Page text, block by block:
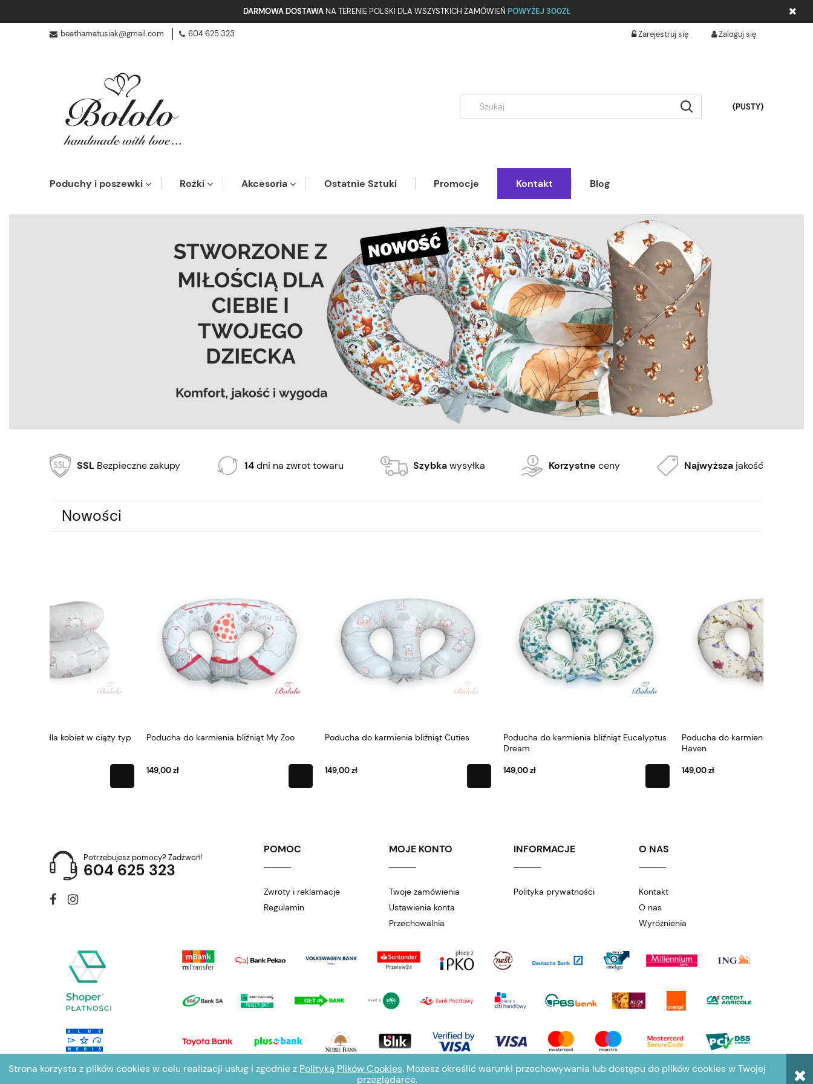
Strona korzysta z plików cookies w celu realizacji usług i zgodnie z Polityką Plików Cookies. Możesz określić warunki przechowywania lub dostępu do plików cookies w Twojej
przeglądarce.
DARMOWA DOSTAWANA TERENIE POLSKI DLA WSZYSTKICH ZAMÓWIEŃ POWYŻEJ 300ZŁ
beathamatusiak@gmail.com 604 625 323 Zarejestruj się Zaloguj się
(PUSTY)
Poduchy i poszewki Rożki Akcesoria Ostatnie Sztuki Promocje Kontakt Blog
SSL Bezpieczne zakupy 14dni na zwrot towaru Szybkawysyłka Korzystne ceny Najwyższa jakość
Nowości
Poducha do karmienia bliźniąt My Zoo Poducha do karmienia bliźniąt Cuties
Poducha do karmienia bliźniąt Eucalyptus
Poducha do karmienia bliźniąt Flower
Potrzebujesz pomocy? Zadzwoń!
604 625 323
POMOC
Zwroty i reklamacje
Regulamin
MOJE KONTO
Twoje zamówienia
Ustawienia konta
Przechowalnia
INFORMACJE
Polityka prywatności
O NAS
Kontakt
O nas
Wyróżnienia